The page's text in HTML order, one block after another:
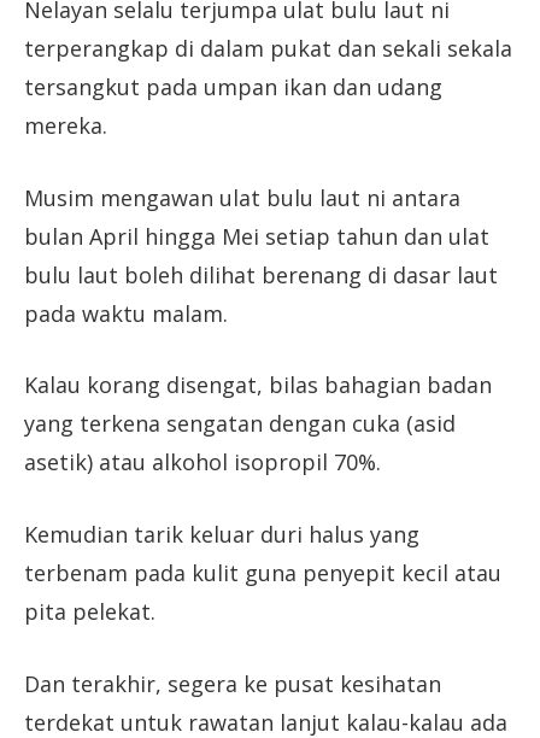
Nelayan selalu terjumpa ulat bulu laut ni
terperangkap di dalam pukat dan sekali sekala
tersangkut pada umpan ikan dan udang
mereka.
Musim mengawan ulat bulu laut ni antara
bulan April hingga Mei setiap tahun dan ulat
bulu laut boleh dilihat berenang di dasar laut
pada waktu malam.
Kalau korang disengat, bilas bahagian badan
yang terkena sengatan dengan cuka (asid
asetik) atau alkohol isopropil 70%.
Kemudian tarik keluar duri halus yang
terbenam pada kulit guna penyepit kecil atau
pita pelekat.
Dan terakhir, segera ke pusat kesihatan
terdekat untuk rawatan lanjut kalau-kalau ada